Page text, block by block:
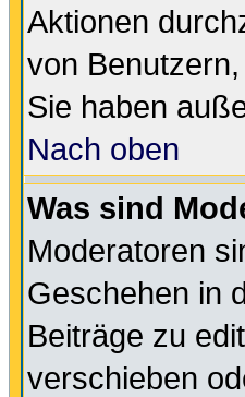
Aktionen
von
Sie haben
Nach oben
Was sind
Moderatoren
Geschehen in
Beiträge zu
verschieben